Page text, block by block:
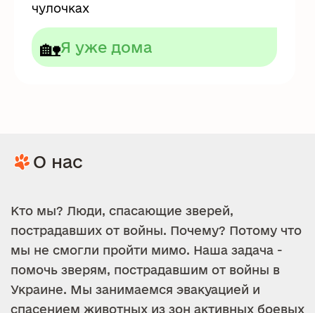
чулочках
🏡Я уже дома
О нас
Кто мы? Люди, спасающие зверей,
пострадавших от войны. Почему? Потому что
мы не смогли пройти мимо. Наша задача -
помочь зверям, пострадавшим от войны в
Украине. Мы занимаемся эвакуацией и
спасением животных из зон активных боевых